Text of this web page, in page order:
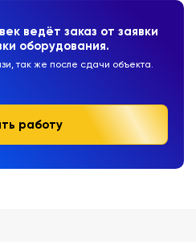
ведёт заказ от заявки
оборудования.
так же после сдачи объекта.
работу